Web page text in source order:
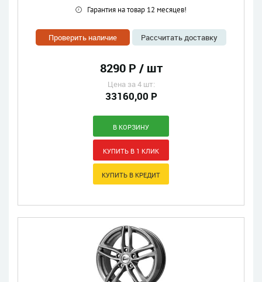
Гарантия на товар 12 месяцев!
Проверить наличие Рассчитать доставку
8290 Р / шт
Цена за 4 шт:
33160,00 Р